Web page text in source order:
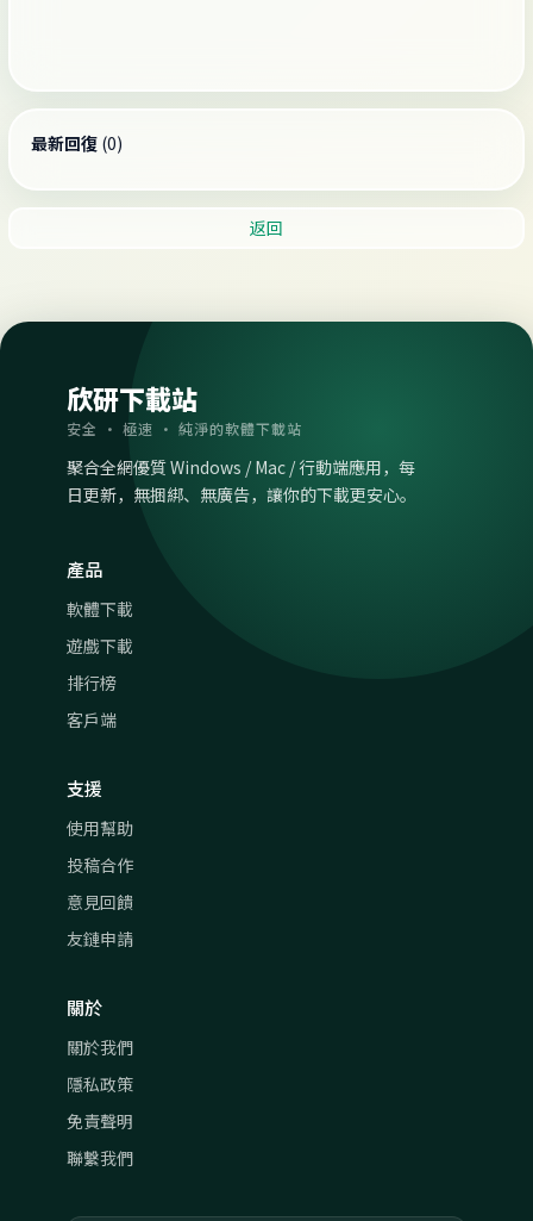
最新回復 (0)
返回
欣研下載站
安全 · 極速 · 純淨的軟體下載站
聚合全網優質 Windows / Mac / 行動端應用，每
日更新，無捆綁、無廣告，讓你的下載更安心。
產品
軟體下載
遊戲下載
排行榜
客戶端
支援
使用幫助
投稿合作
意見回饋
友鏈申請
關於
關於我們
隱私政策
免責聲明
聯繫我們